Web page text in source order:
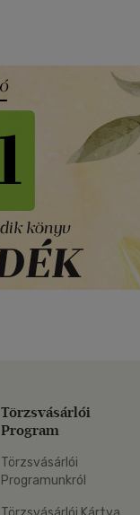
Törzsvásárlói
Program
Törzsvásárlói
Programunkról